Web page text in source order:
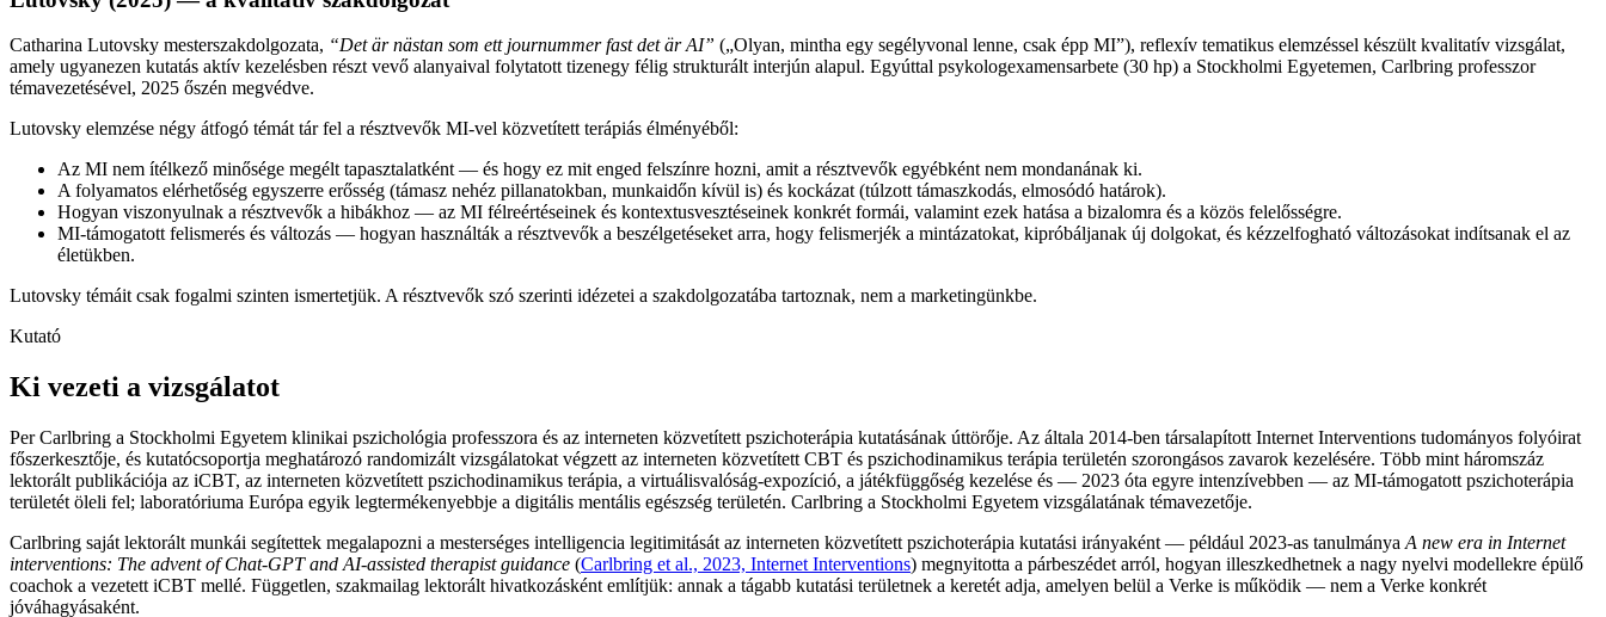
Catharina Lutovsky mesterszakdolgozata, “Det är nästan som ett journummer fast det är AI” („Olyan, mintha egy segélyvonal lenne, csak épp MI”), reflexív tematikus elemzéssel készült kvalitatív vizsgálat,
amely ugyanezen kutatás aktív kezelésben részt vevő alanyaival folytatott tizenegy félig strukturált interjún alapul. Egyúttal psykologexamensarbete (30 hp) a Stockholmi Egyetemen, Carlbring professzor
témavezetésével, 2025 őszén megvédve.
Lutovsky elemzése négy átfogó témát tár fel a résztvevők MI-vel közvetített terápiás élményéből:
Az MI nem ítélkező minősége megélt tapasztalatként — és hogy ez mit enged felszínre hozni, amit a résztvevők egyébként nem mondanának ki.
A folyamatos elérhetőség egyszerre erősség (támasz nehéz pillanatokban, munkaidőn kívül is) és kockázat (túlzott támaszkodás, elmosódó határok).
Hogyan viszonyulnak a résztvevők a hibákhoz — az MI félreértéseinek és kontextusvesztéseinek konkrét formái, valamint ezek hatása a bizalomra és a közös felelősségre.
MI-támogatott felismerés és változás — hogyan használták a résztvevők a beszélgetéseket arra, hogy felismerjék a mintázatokat, kipróbáljanak új dolgokat, és kézzelfogható változásokat indítsanak el az
életükben.
Lutovsky témáit csak fogalmi szinten ismertetjük. A résztvevők szó szerinti idézetei a szakdolgozatába tartoznak, nem a marketingünkbe.
Kutató
Ki vezeti a vizsgálatot
Per Carlbring a Stockholmi Egyetem klinikai pszichológia professzora és az interneten közvetített pszichoterápia kutatásának úttörője. Az általa 2014-ben társalapított Internet Interventions tudományos folyóirat
főszerkesztője, és kutatócsoportja meghatározó randomizált vizsgálatokat végzett az interneten közvetített CBT és pszichodinamikus terápia területén szorongásos zavarok kezelésére. Több mint háromszáz
lektorált publikációja az iCBT, az interneten közvetített pszichodinamikus terápia, a virtuálisvalóság-expozíció, a játékfüggőség kezelése és — 2023 óta egyre intenzívebben — az MI-támogatott pszichoterápia
területét öleli fel; laboratóriuma Európa egyik legtermékenyebbje a digitális mentális egészség területén. Carlbring a Stockholmi Egyetem vizsgálatának témavezetője.
Carlbring saját lektorált munkái segítettek megalapozni a mesterséges intelligencia legitimitását az interneten közvetített pszichoterápia kutatási irányaként — például 2023-as tanulmánya A new era in Internet
interventions: The advent of Chat-GPT and AI-assisted therapist guidance (Carlbring et al., 2023, Internet Interventions) megnyitotta a párbeszédet arról, hogyan illeszkedhetnek a nagy nyelvi modellekre épülő
coachok a vezetett iCBT mellé. Független, szakmailag lektorált hivatkozásként említjük: annak a tágabb kutatási területnek a keretét adja, amelyen belül a Verke is működik — nem a Verke konkrét
jóváhagyásaként.